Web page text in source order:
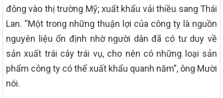
đông vào thị trường Mỹ; xuất khẩu vải thiều sang Thái
Lan. “Một trong những thuận lợi của công ty là nguồn
nguyên liệu ổn định nhờ người dân đã có tư duy về
sản xuất trái cây trái vụ, cho nên có những loại sản
phẩm công ty có thể xuất khẩu quanh năm”, ông Mười
nói.